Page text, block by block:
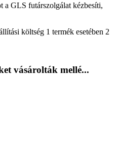
a GLS futárszolgálat kézbesíti,
költség 1 termék esetében 2
vásárolták mellé...